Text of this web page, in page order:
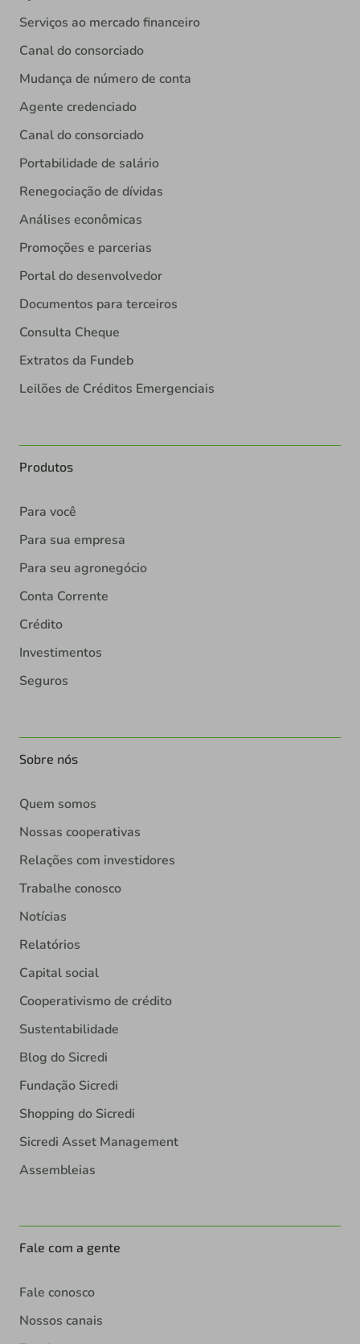
Serviços ao mercado financeiro
Canal do consorciado
Mudança de número de conta
Agente credenciado
Canal do consorciado
Portabilidade de salário
Renegociação de dívidas
Análises econômicas
Promoções e parcerias
Portal do desenvolvedor
Documentos para terceiros
Consulta Cheque
Extratos da Fundeb
Leilões de Créditos Emergenciais
Produtos
Para você
Para sua empresa
Para seu agronegócio
Conta Corrente
Crédito
Investimentos
Seguros
Sobre nós
Quem somos
Nossas cooperativas
Relações com investidores
Trabalhe conosco
Notícias
Relatórios
Capital social
Cooperativismo de crédito
Sustentabilidade
Blog do Sicredi
Fundação Sicredi
Shopping do Sicredi
Sicredi Asset Management
Assembleias
Fale com a gente
Fale conosco
Nossos canais